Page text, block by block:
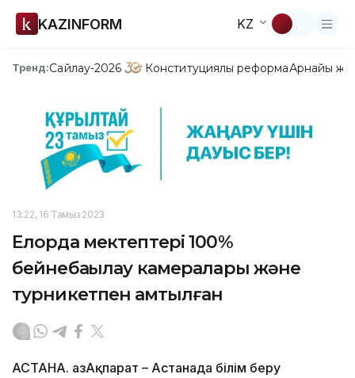
KAZINFORM KZ
Тренд:Сайлау-2026 Конституциялық реформаАрнайы
13:22, 16 Тамыз 2023
Елорда мектептері 100%
бейнебақылау камералары және
турникетпен қамтылған
АСТАНА. ҚазАқпарат – Астанада білім беру